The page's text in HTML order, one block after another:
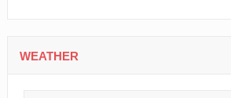
WEATHER